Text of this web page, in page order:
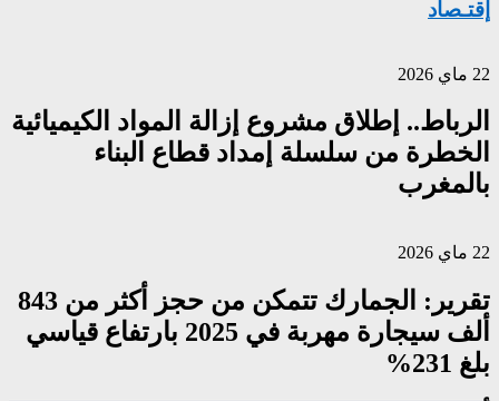
إقتـصاد
22 ماي 2026
الرباط.. إطلاق مشروع إزالة المواد الكيميائية
الخطرة من سلسلة إمداد قطاع البناء
بالمغرب
22 ماي 2026
تقرير: الجمارك تتمكن من حجز أكثر من 843
ألف سيجارة مهربة في 2025 بارتفاع قياسي
بلغ 231%